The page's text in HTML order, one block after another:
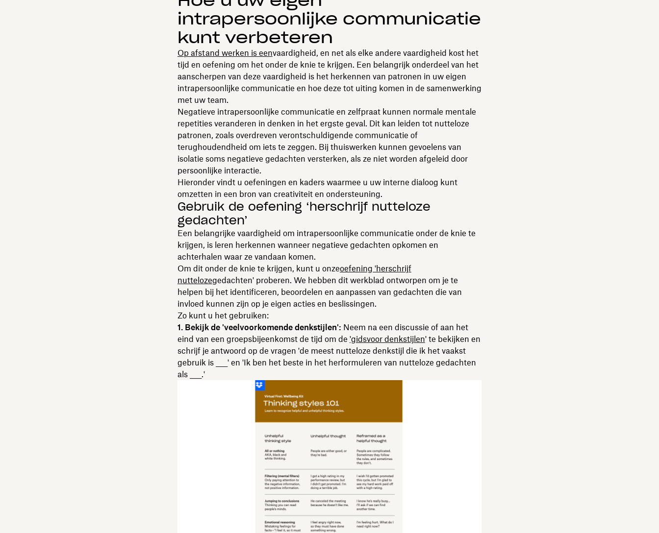
intrapersoonlijke communicatie
kunt verbeteren
Op afstand werken is eenvaardigheid, en net als elke andere vaardigheid kost het
tijd en oefening om het onder de knie te krijgen. Een belangrijk onderdeel van het
aanscherpen van deze vaardigheid is het herkennen van patronen in uw eigen
intrapersoonlijke communicatie en hoe deze tot uiting komen in de samenwerking
met uw team.
Negatieve intrapersoonlijke communicatie en zelfpraat kunnen normale mentale
repetities veranderen in denken in het ergste geval. Dit kan leiden tot nutteloze
patronen, zoals overdreven verontschuldigende communicatie of
terughoudendheid om iets te zeggen. Bij thuiswerken kunnen gevoelens van
isolatie soms negatieve gedachten versterken, als ze niet worden afgeleid door
persoonlijke interactie.
Hieronder vindt u oefeningen en kaders waarmee u uw interne dialoog kunt
omzetten in een bron van creativiteit en ondersteuning.
Gebruik de oefening ‘herschrijf nutteloze
gedachten’
Een belangrijke vaardigheid om intrapersoonlijke communicatie onder de knie te
krijgen, is leren herkennen wanneer negatieve gedachten opkomen en
achterhalen waar ze vandaan komen.
Om dit onder de knie te krijgen, kunt u onzeoefening 'herschrijf
nuttelozegedachten' proberen. We hebben dit werkblad ontworpen om je te
helpen bij het identificeren, beoordelen en aanpassen van gedachten die van
invloed kunnen zijn op je eigen acties en beslissingen.
Zo kunt u het gebruiken:
1. Bekijk de 'veelvoorkomende denkstijlen': Neem na een discussie of aan het
eind van een groepsbijeenkomst de tijd om de 'gidsvoor denkstijlen' te bekijken en
schrijf je antwoord op de vragen 'de meest nutteloze denkstijl die ik het vaakst
gebruik is ____' en 'Ik ben het beste in het herformuleren van nutteloze gedachten
als ____.'